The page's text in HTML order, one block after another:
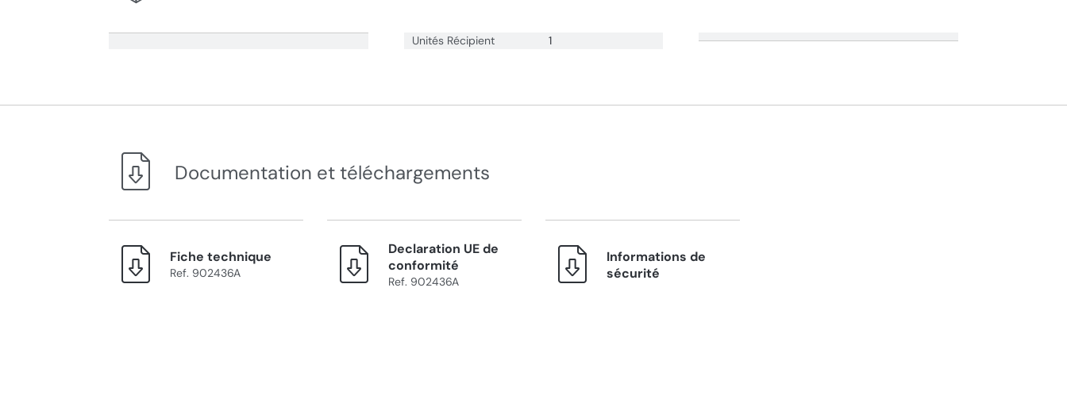
Unités Récipient 1
Documentation et téléchargements
Fiche technique
Ref. 902436A
Declaration UE de
conformité
Ref. 902436A
Informations de
sécurité